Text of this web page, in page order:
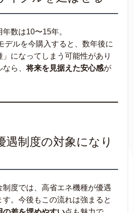
数は10〜15年。
デルを今購入すると、数年後に
」になってしまう可能性があり
なら、将来を見据えた安心感が
制度の対象になり
制度では、高省エネ機種が優遇
す。今後もこの流れは強まると